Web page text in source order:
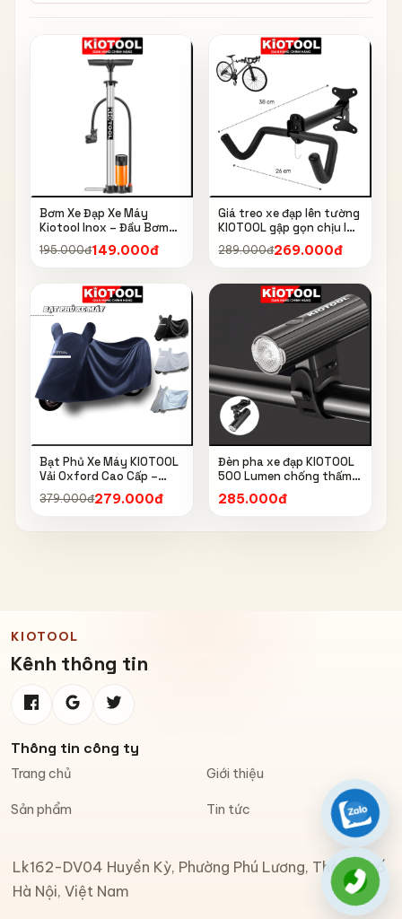
Bơm Xe Đạp Xe Máy
Kiotool Inox – Đầu Bơm
Thông Minh, Kèm Bơm
Bóng, Đồng Hồ 160 PSI
195.000đ149.000đ
Giá treo xe đạp lên tường
KIOTOOL gập gọn chịu lực
cao kèm móc treo mũ bảo
hiểm
289.000đ269.000đ
Bạt Phủ Xe Máy KIOTOOL
Vải Oxford Cao Cấp –
Chống Nắng, Chống Mưa,
Chống Bụi, Chống Tia UV,
379.000đ279.000đ
Đèn pha xe đạp KIOTOOL
500 Lumen chống thấm
nước IPX6 6603
285.000đ
KIOTOOL
Kênh thông tin
Thông tin công ty
Trang chủ Giới thiệu
Sản phẩm Tin tức
Lk162-DV04 Huyền Kỳ, Phường Phú Lương, Thành phố
Hà Nội, Việt Nam
Zalo
Gọi